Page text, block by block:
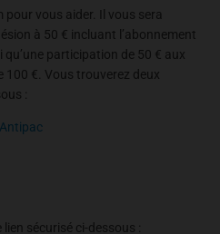
pour vous aider. Il vous sera
à 50 € incluant l’abonnement
participation de 50 € aux
100 €. Vous trouverez deux
:
sécurisé ci-dessous :